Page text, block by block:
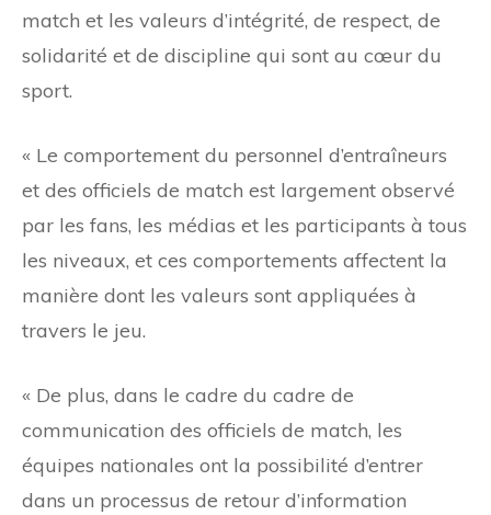
match et les valeurs d’intégrité, de respect, de
solidarité et de discipline qui sont au cœur du
sport.
« Le comportement du personnel d’entraîneurs
et des officiels de match est largement observé
par les fans, les médias et les participants à tous
les niveaux, et ces comportements affectent la
manière dont les valeurs sont appliquées à
travers le jeu.
« De plus, dans le cadre du cadre de
communication des officiels de match, les
équipes nationales ont la possibilité d’entrer
dans un processus de retour d’information